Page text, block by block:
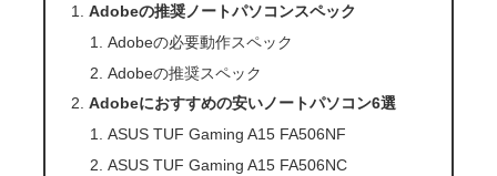
Adobeの推奨ノートパソコンスペック
Adobeの必要動作スペック
Adobeの推奨スペック
Adobeにおすすめの安いノートパソコン6選
ASUS TUF Gaming A15 FA506NF
ASUS TUF Gaming A15 FA506NC